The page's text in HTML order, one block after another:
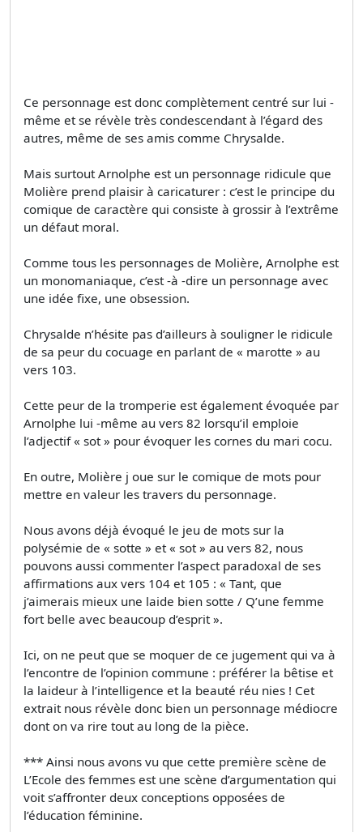
Ce personnage est donc complètement centré sur lui -
même et se révèle très condescendant à l’égard des
autres, même de ses amis comme Chrysalde.
Mais surtout Arnolphe est un personnage ridicule que
Molière prend plaisir à caricaturer : c’est le principe du
comique de caractère qui consiste à grossir à l’extrême
un défaut moral.
Comme tous les personnages de Molière, Arnolphe est
un monomaniaque, c’est -à -dire un personnage avec
une idée fixe, une obsession.
Chrysalde n’hésite pas d’ailleurs à souligner le ridicule
de sa peur du cocuage en parlant de « marotte » au
vers 103.
Cette peur de la tromperie est également évoquée par
Arnolphe lui -même au vers 82 lorsqu’il emploie
l’adjectif « sot » pour évoquer les cornes du mari cocu.
En outre, Molière j oue sur le comique de mots pour
mettre en valeur les travers du personnage.
Nous avons déjà évoqué le jeu de mots sur la
polysémie de « sotte » et « sot » au vers 82, nous
pouvons aussi commenter l’aspect paradoxal de ses
affirmations aux vers 104 et 105 : « Tant, que
j’aimerais mieux une laide bien sotte / Q’une femme
fort belle avec beaucoup d’esprit ».
Ici, on ne peut que se moquer de ce jugement qui va à
l’encontre de l’opinion commune : préférer la bêtise et
la laideur à l’intelligence et la beauté réu nies ! Cet
extrait nous révèle donc bien un personnage médiocre
dont on va rire tout au long de la pièce.
*** Ainsi nous avons vu que cette première scène de
L’Ecole des femmes est une scène d’argumentation qui
voit s’affronter deux conceptions opposées de
l’éducation féminine.